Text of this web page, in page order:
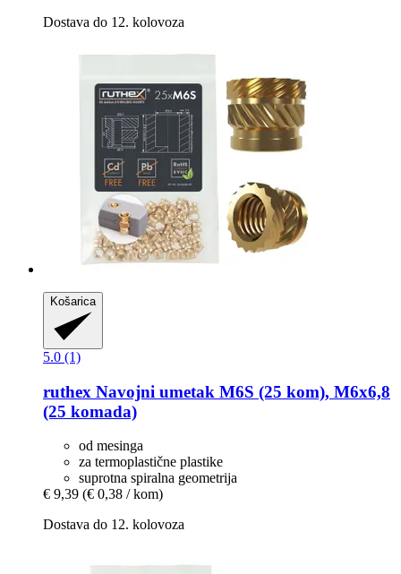
Dostava do 12. kolovoza
Košarica
5.0 (1)
ruthex Navojni umetak M6S (25 kom), M6x6,8
(25 komada)
od mesinga
za termoplastične plastike
suprotna spiralna geometrija
€ 9,39 (€ 0,38 / kom)
Dostava do 12. kolovoza